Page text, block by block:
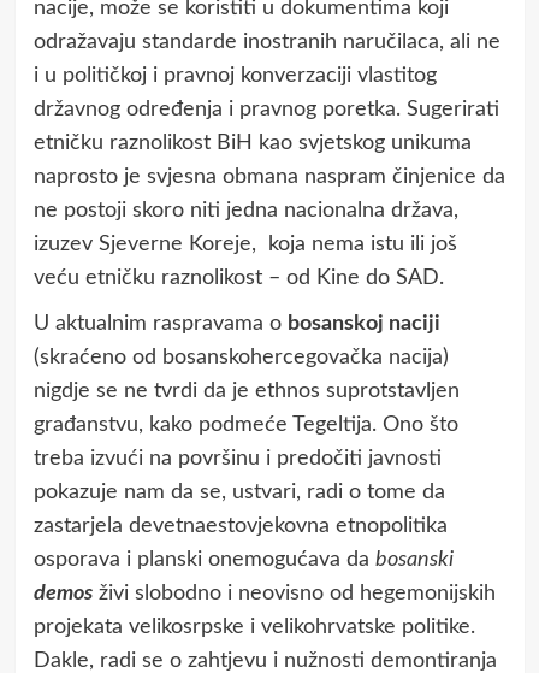
nacije, može se koristiti u dokumentima koji
odražavaju standarde inostranih naručilaca, ali ne
i u političkoj i pravnoj konverzaciji vlastitog
državnog određenja i pravnog poretka. Sugerirati
etničku raznolikost BiH kao svjetskog unikuma
naprosto je svjesna obmana naspram činjenice da
ne postoji skoro niti jedna nacionalna država,
izuzev Sjeverne Koreje, koja nema istu ili još
veću etničku raznolikost – od Kine do SAD.
U aktualnim raspravama o bosanskoj naciji
(skraćeno od bosanskohercegovačka nacija)
nigdje se ne tvrdi da je ethnos suprotstavljen
građanstvu, kako podmeće Tegeltija. Ono što
treba izvući na površinu i predočiti javnosti
pokazuje nam da se, ustvari, radi o tome da
zastarjela devetnaestovjekovna etnopolitika
osporava i planski onemogućava da bosanski
demosživi slobodno i neovisno od hegemonijskih
projekata velikosrpske i velikohrvatske politike.
Dakle, radi se o zahtjevu i nužnosti demontiranja